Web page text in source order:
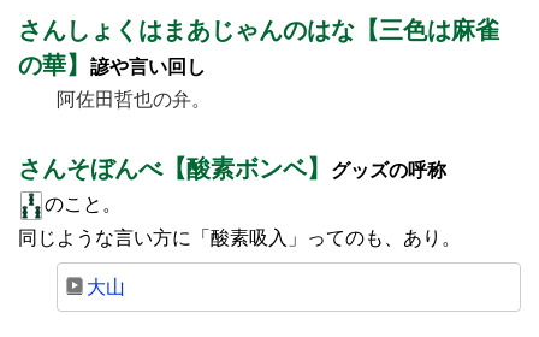
さんしょくはまあじゃんのはな【三色は麻雀
の華】 諺や言い回し
阿佐田哲也の弁。
さんそぼんべ【酸素ボンベ】 グッズの呼称
のこと。
同じような言い方に「酸素吸入」ってのも、あり。
大山